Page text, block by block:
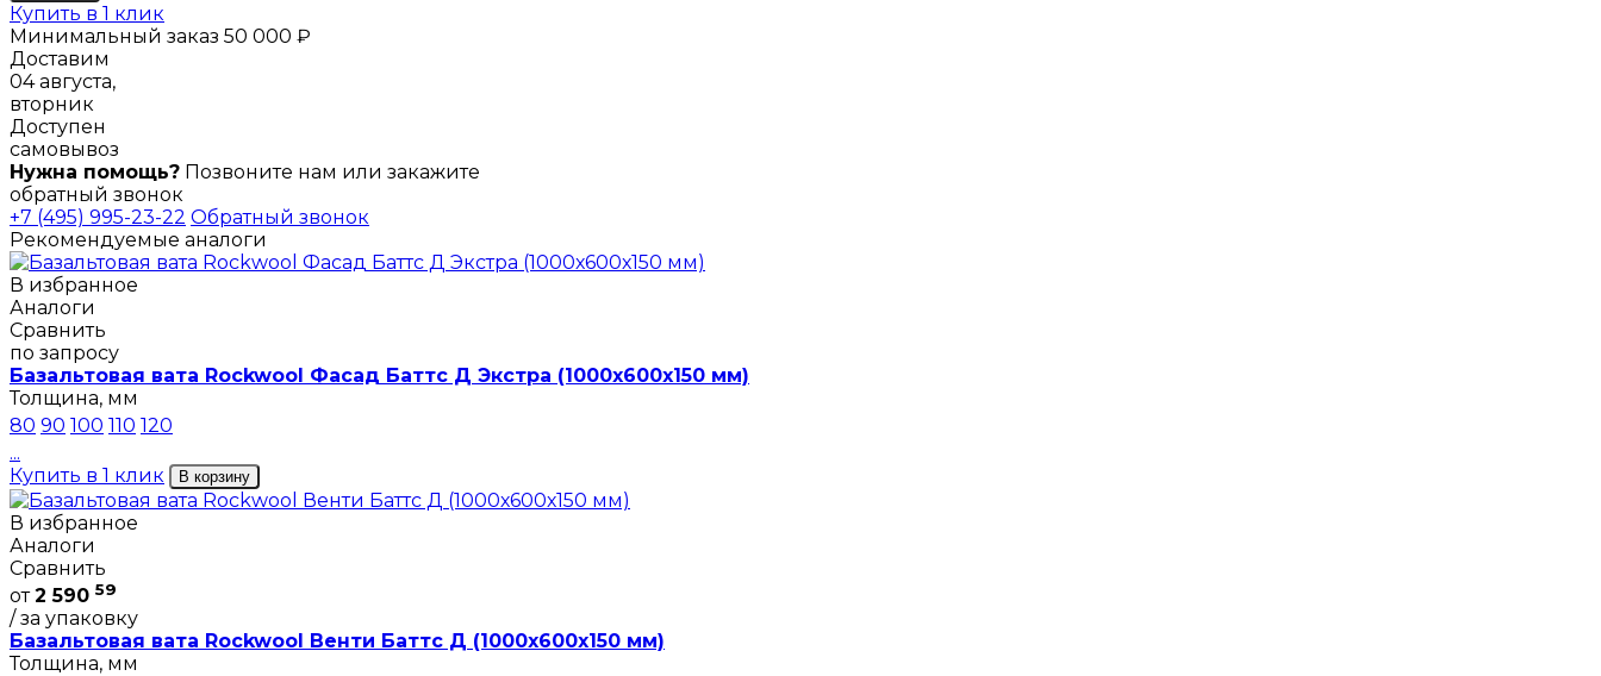
Купить в 1 клик
Минимальный заказ 50 000 ₽
Доставим
04 августа,
вторник
Доступен
самовывоз
Нужна помощь? Позвоните нам или закажите
обратный звонок
+7 (495) 995-23-22 Обратный звонок
Рекомендуемые аналоги
В избранное
Аналоги
Сравнить
по запросу
Базальтовая вата Rockwool Фасад Баттс Д Экстра (1000х600х150 мм)
Толщина, мм
80 90 100 110 120
...
Купить в 1 клик
В корзину
В избранное
Аналоги
Сравнить
от2 590 59
/ за упаковку
Базальтовая вата Rockwool Венти Баттс Д (1000х600х150 мм)
Толщина, мм